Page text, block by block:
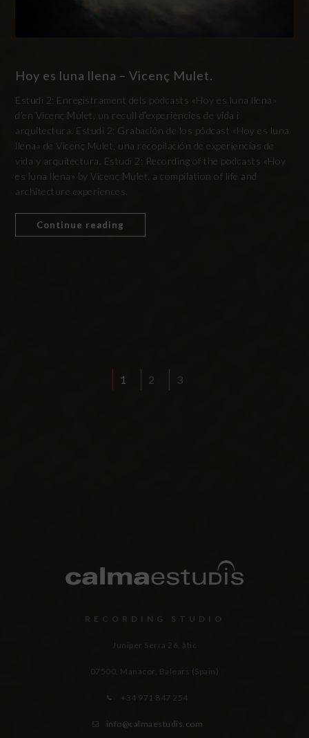
Hoy es luna llena – Vicenç Mulet.
Estudi 2: Enregistrament dels pòdcasts «Hoy es luna llena»
d’en Vicenç Mulet, un recull d’experiències de vida i
arquitectura. Estudi 2: Grabación de los pódcast «Hoy es luna
llena» de Vicenç Mulet, una recopilación de experiencias de
vida y arquitectura. Estudi 2: Recording of the podcasts «Hoy
es luna llena» by Vicenç Mulet, a compilation of life and
architecture experiences.
Continue reading
1 2 3
RECORDING STUDIO
Juniper Serra 26, àtic
07500, Manacor, Balears (Spain)
+34 971 847 254
info@calmaestudis.com